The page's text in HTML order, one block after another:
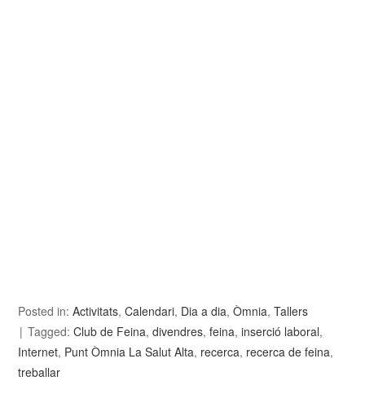
Posted in:Activitats,Calendari, Dia a dia,Òmnia,Tallers
Tagged:Club de Feina,divendres,feina,inserció laboral,
Internet, Punt Òmnia La Salut Alta, recerca, recerca de feina,
treballar